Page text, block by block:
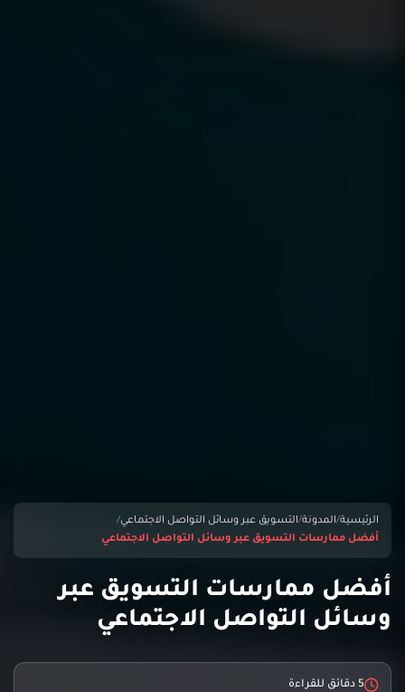
الرئيسية/المدونة/التسويق عبر وسائل التواصل الاجتماعي/
أفضل ممارسات التسويق عبر وسائل التواصل الاجتماعي
أفضل ممارسات التسويق عبر
وسائل التواصل الاجتماعي
5 دقائق للقراءة